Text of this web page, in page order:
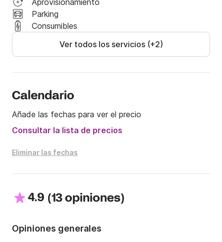
No dude en ponerse en contacto conmigo a través
de Click&Boat
Nos vemos pronto
Aprovisionamiento
Parking
Consumibles
Ver todos los servicios (+2)
Calendario
Añade las fechas para ver el precio
Consultar la lista de precios
Eliminar las fechas
4.9 (13 opiniones)
Opiniones generales